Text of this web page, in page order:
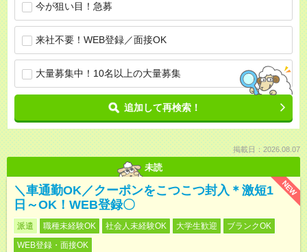
今が狙い目！急募
来社不要！WEB登録／面接OK
大量募集中！10名以上の大量募集
追加して再検索！
掲載日：2026.08.07
未読
NEW
＼車通勤OK／クーポンをこつこつ封入＊激短1
日～OK！WEB登録〇
派遣 職種未経験OK 社会人未経験OK 大学生歓迎
ブランクOK
WEB登録・面接OK